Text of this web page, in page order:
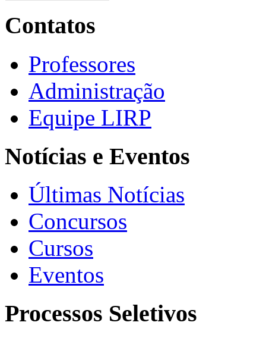
Contatos
Professores
Administração
Equipe LIRP
Notícias e Eventos
Últimas Notícias
Concursos
Cursos
Eventos
Processos Seletivos